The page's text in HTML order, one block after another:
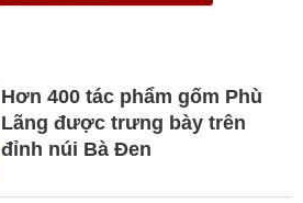
Hơn 400 tác phẩm gốm Phù
Lãng được trưng bày trên
đỉnh núi Bà Đen